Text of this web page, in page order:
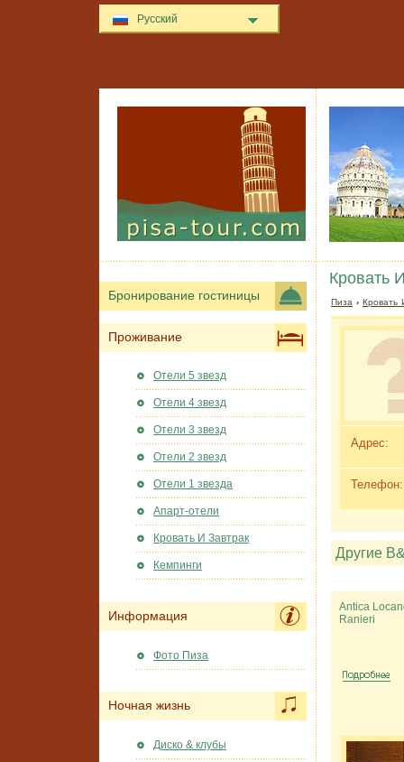
Кровать
Пиза ›Кровать
Адрес:
Телефон:
Другие
Antica
Ranieri
Бронирование гостиницы
Проживание
Отели 5 звезд
Отели 4 звезд
Отели 3 звезд
Отели 2 звезд
Отели 1 звезда
Апарт-отели
Кровать И Завтрак
Кемпинги
Информация
Фото Пиза
Ночная жизнь
Диско & клубы
Русский